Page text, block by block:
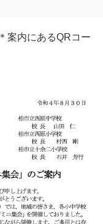
＊案内にあるQRコー